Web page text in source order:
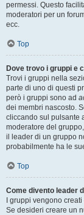
permessi. Questo
moderatori per un
ecc.
Top
Dove trovo i gruppi e
Trovi i gruppi nella
parte di uno di questi
però i gruppi sono ad
dei membri nascosto.
cliccando sul pulsante
moderatore del
il leader di un gruppo
probabilmente ha le
Top
Come divento leader
I gruppi vengono
Se desideri creare un